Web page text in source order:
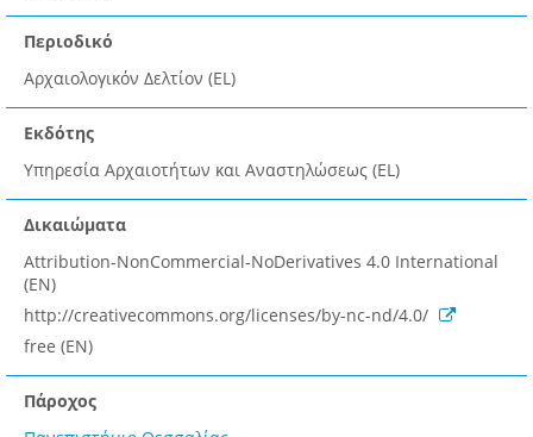
Περιοδικό
Αρχαιολογικόν Δελτίον (EL)
Εκδότης
Υπηρεσία Αρχαιοτήτων και Αναστηλώσεως (EL)
Δικαιώματα
Attribution-NonCommercial-NoDerivatives 4.0 International
(EN)
http://creativecommons.org/licenses/by-nc-nd/4.0/
free (EN)
Πάροχος